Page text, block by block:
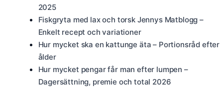
2025
Fiskgryta med lax och torsk Jennys Matblogg –
Enkelt recept och variationer
Hur mycket ska en kattunge äta – Portionsråd efter
ålder
Hur mycket pengar får man efter lumpen –
Dagersättning, premie och total 2026